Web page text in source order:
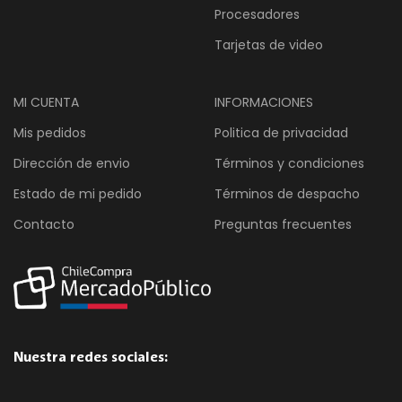
Procesadores
Tarjetas de video
MI CUENTA
Mis pedidos
Dirección de envio
Estado de mi pedido
Contacto
INFORMACIONES
Politica de privacidad
Términos y condiciones
Términos de despacho
Preguntas frecuentes
Nuestra redes sociales: